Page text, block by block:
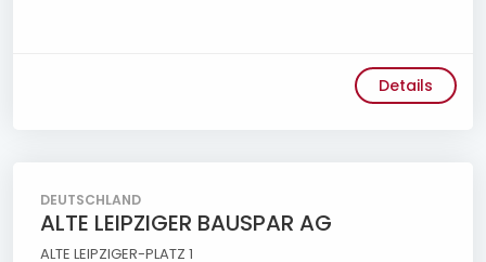
Details
DEUTSCHLAND
ALTE LEIPZIGER BAUSPAR AG
ALTE LEIPZIGER-PLATZ 1